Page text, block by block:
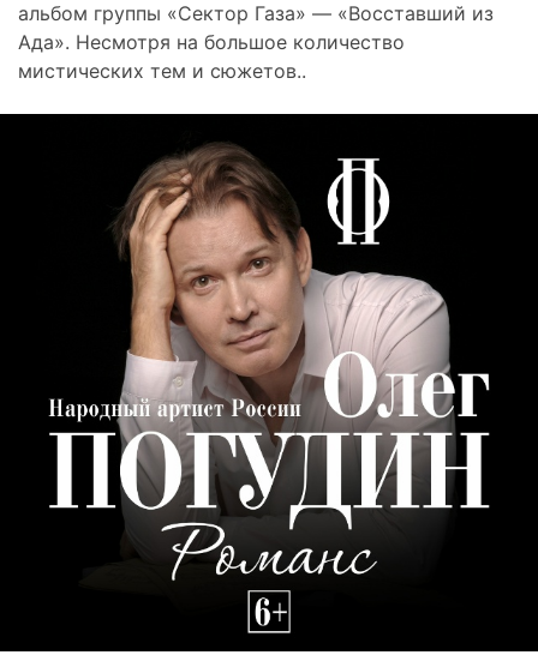
альбом группы «Сектор Газа» — «Восставший из
Ада». Несмотря на большое количество
мистических тем и сюжетов..